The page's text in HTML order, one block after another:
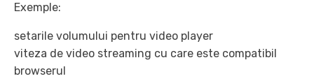
Exemple:
setarile volumului pentru video player
viteza de video streaming cu care este compatibil
browserul